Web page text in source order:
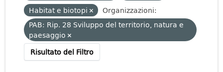
Habitat e biotopi
Organizzazioni:
PAB: Rip. 28 Sviluppo del territorio, natura e
paesaggio
Risultato del Filtro